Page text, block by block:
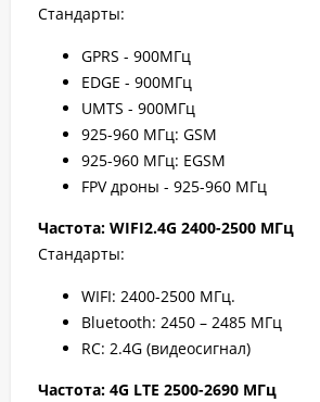
Стандарты:
GPRS - 900МГц
EDGE - 900МГц
UMTS - 900МГц
925-960 МГц: GSM
925-960 МГц: EGSM
FPV дроны - 925-960 МГц
Частота: WIFI2.4G 2400-2500 МГц
Стандарты:
WIFI: 2400-2500 МГц.
Bluetooth: 2450 – 2485 МГц
RC: 2.4G (видеосигнал)
Частота: 4G LTE 2500-2690 МГц